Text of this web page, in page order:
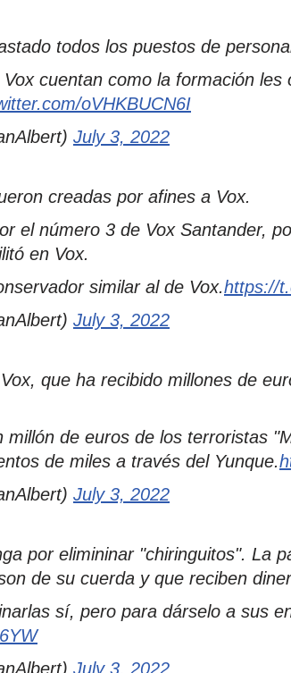
todos los puestos de
cuentan como la formación les
oVHKBUCN6I
July 3, 2022
creadas por afines a Vox.
el número 3 de Vox Santander,
en Vox.
similar al de Vox.https://
July 3, 2022
que ha recibido millones de
millón de euros de los terroristas
de miles a través del Yunque.
July 3, 2022
por elimininar "chiringuitos". La
de su cuerda y que reciben
sí, pero para dárselo a sus
July 3, 2022